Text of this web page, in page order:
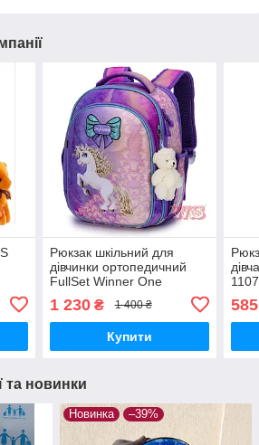
Рюкзак шкільний для
дівчинки ортопедичний
FullSet Winner One
SkyName Панда R4-401
1 230₴ 1 400 ₴
Купити
1107
585
та новинки
Новинка –39%